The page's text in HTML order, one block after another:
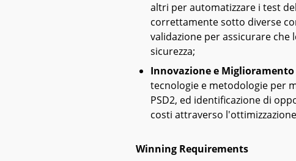
altri per automatizzare i test
correttamente sotto diverse
validazione per assicurare
sicurezza;
Innovazione e
tecnologie e metodologie per
PSD2, ed identificazione di
costi attraverso
Winning Requirements